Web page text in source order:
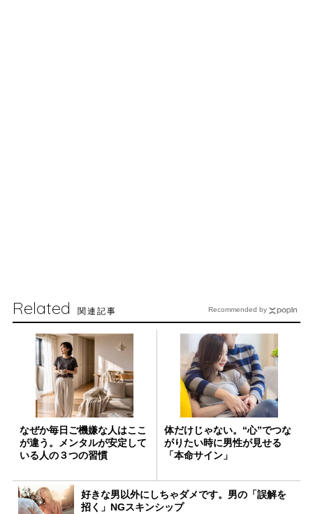
Related 関連記事
なぜか毎日ご機嫌な人はここ
が違う。メンタルが安定して
いる人の３つの習慣
体だけじゃない。“心”でつな
がりたい時に男性が見せる
「本命サイン」
好きな男以外にしちゃダメです。男の「誤解を
招く」NGスキンシップ
Recommended by